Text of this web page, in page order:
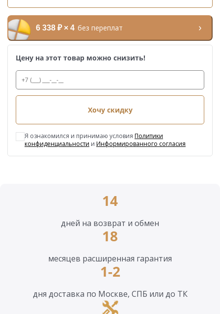
6 338 ₽ × 4 без переплат
Цену на этот товар можно снизить!
Хочу скидку
Я ознакомился и принимаю условия Политики
конфиденциальности и Информированного согласия
14
дней на возврат и обмен
18
месяцев расширенная гарантия
1-2
дня доставка по Москве, СПБ или до ТК